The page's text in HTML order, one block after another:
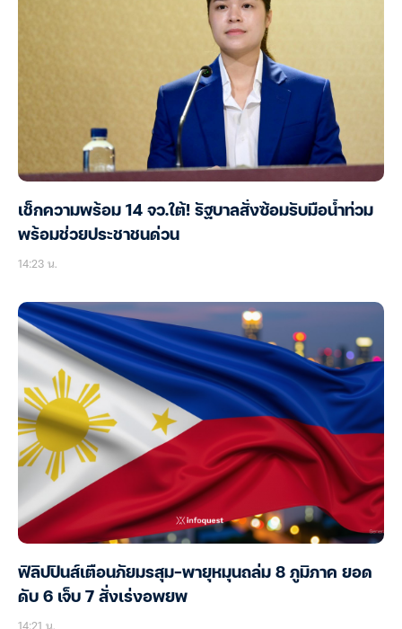
เช็กความพร้อม 14 จว.ใต้! รัฐบาลสั่งซ้อมรับมือน้ำท่วม
พร้อมช่วยประชาชนด่วน
14:23 น.
ฟิลิปปินส์เตือนภัยมรสุม-พายุหมุนถล่ม 8 ภูมิภาค ยอด
ดับ 6 เจ็บ 7 สั่งเร่งอพยพ